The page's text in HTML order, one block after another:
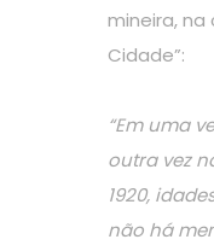
mineira, na
Cidade”:
“Em uma
outra vez
1920,
não há